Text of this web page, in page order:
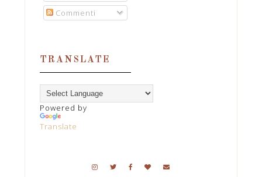
Commenti
TRANSLATE
Powered by
Translate